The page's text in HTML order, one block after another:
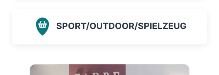
SPORT/OUTDOOR/SPIELZEUG